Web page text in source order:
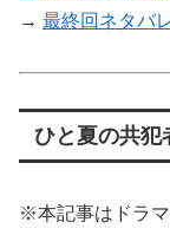
→ 最終回ネタバ
ひと夏の共犯
※本記事はドラ